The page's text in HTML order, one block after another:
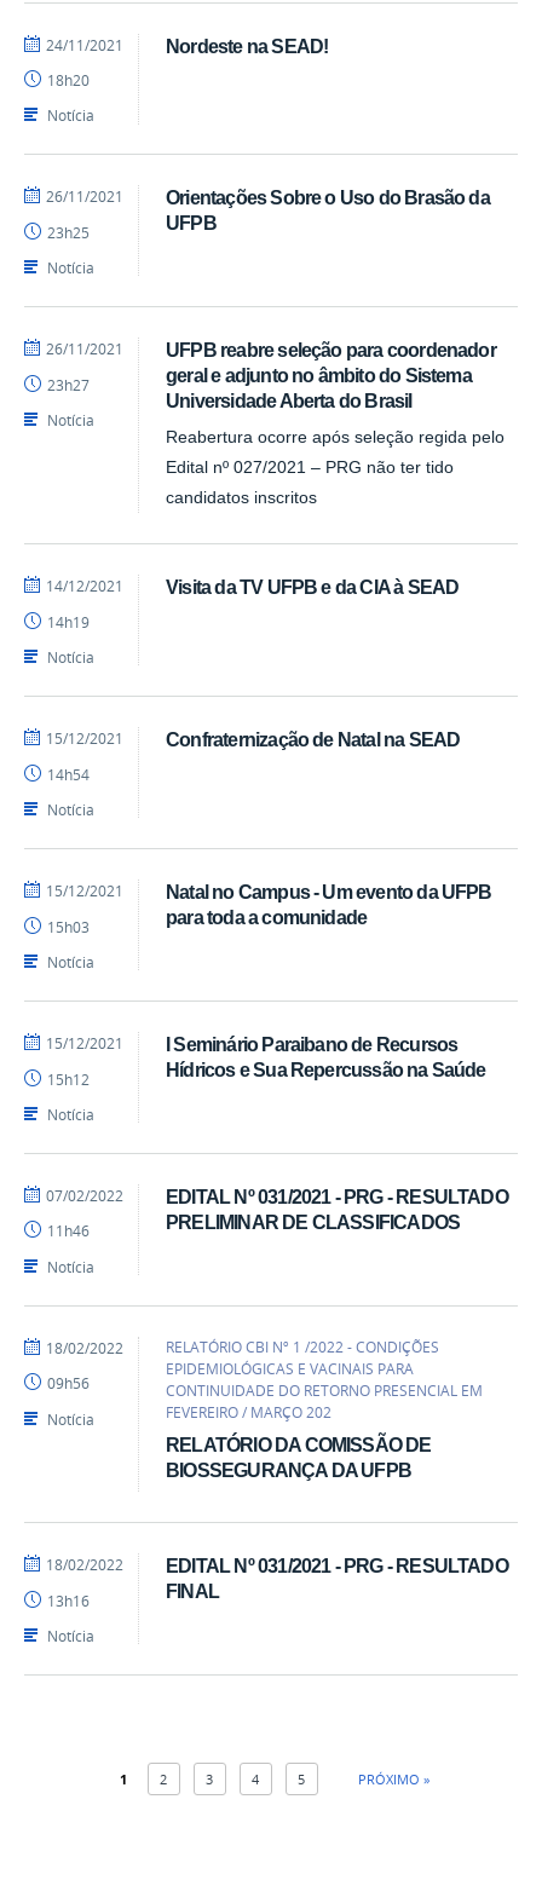
Nordeste na SEAD!
por
-
SEAD
publicado
24/11/2021
18h20
Notícia
Orientações Sobre o Uso do Brasão da
UFPB
por
-
SEAD
publicado
26/11/2021
23h25
Notícia
UFPB reabre seleção para coordenador
geral e adjunto no âmbito do Sistema
Universidade Aberta do Brasil
Reabertura ocorre após seleção regida pelo
Edital nº 027/2021 – PRG não ter tido
candidatos inscritos
por
-
SEAD
publicado
26/11/2021
23h27
Notícia
Visita da TV UFPB e da CIA à SEAD
por
-
SEAD
publicado
14/12/2021
14h19
Notícia
Confraternização de Natal na SEAD
por
-
SEAD
publicado
15/12/2021
14h54
Notícia
Natal no Campus - Um evento da UFPB
para toda a comunidade
por
-
SEAD
publicado
15/12/2021
15h03
Notícia
I Seminário Paraibano de Recursos
Hídricos e Sua Repercussão na Saúde
por
-
SEAD
publicado
15/12/2021
15h12
Notícia
EDITAL Nº 031/2021 - PRG - RESULTADO
PRELIMINAR DE CLASSIFICADOS
por
-
SEAD
publicado
07/02/2022
11h46
Notícia
RELATÓRIO CBI Nº 1 /2022 - CONDIÇÕES
EPIDEMIOLÓGICAS E VACINAIS PARA
CONTINUIDADE DO RETORNO PRESENCIAL EM
FEVEREIRO / MARÇO 202
RELATÓRIO DA COMISSÃO DE
BIOSSEGURANÇA DA UFPB
por
-
SEAD
publicado
18/02/2022
09h56
Notícia
EDITAL Nº 031/2021 - PRG - RESULTADO
FINAL
por
-
SEAD
publicado
18/02/2022
13h16
Notícia
1 2 3 4 5 PRÓXIMO »